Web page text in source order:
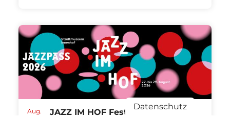
Aug.
JAZZ IM HOF Festival St.Pölten
Datenschutz